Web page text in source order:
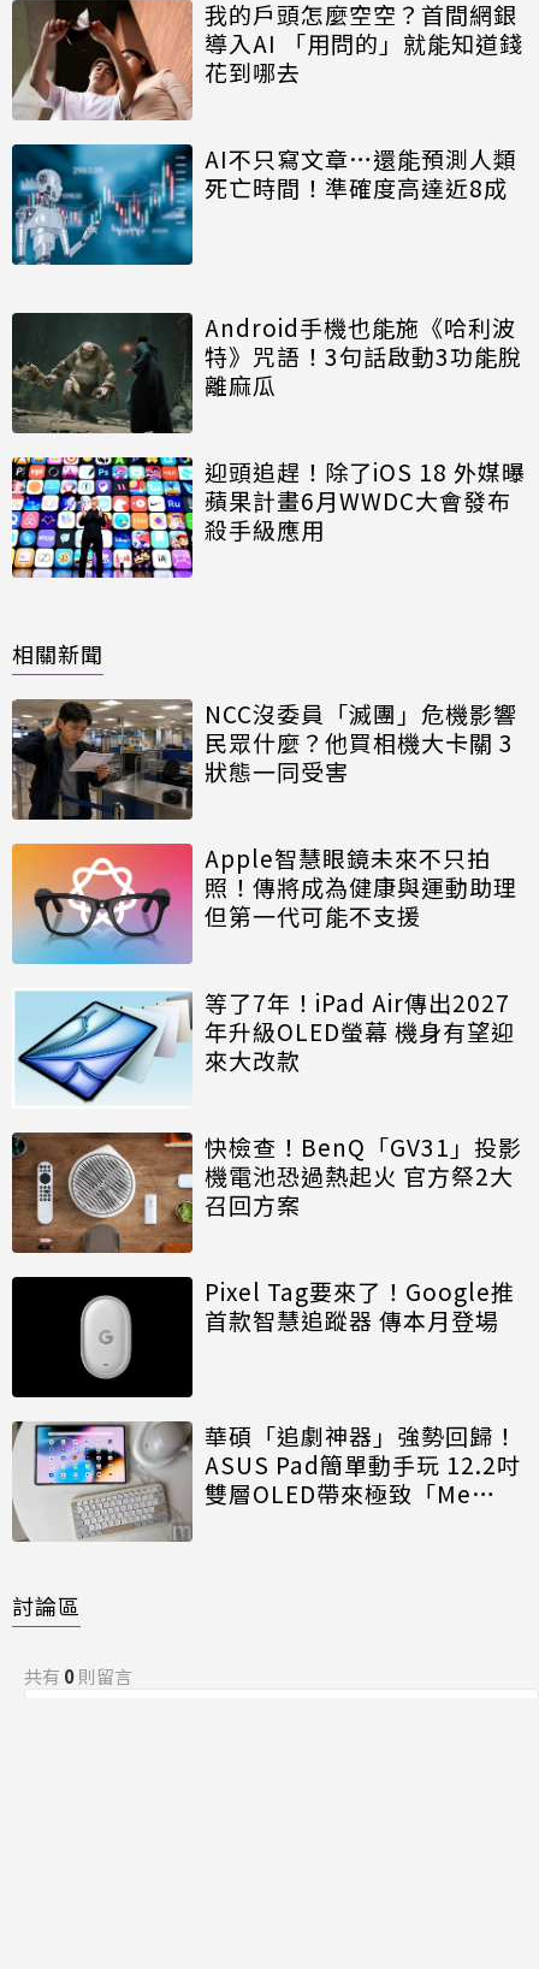
我的戶頭怎麼空空？首間網銀
導入AI 「用問的」就能知道錢
花到哪去
AI不只寫文章…還能預測人類
死亡時間！準確度高達近8成
Android手機也能施《哈利波
特》咒語！3句話啟動3功能脫
離麻瓜
迎頭追趕！除了iOS 18 外媒曝
蘋果計畫6月WWDC大會發布
殺手級應用
相關新聞
NCC沒委員「滅團」危機影響
民眾什麼？他買相機大卡關 3
狀態一同受害
Apple智慧眼鏡未來不只拍
照！傳將成為健康與運動助理
但第一代可能不支援
等了7年！iPad Air傳出2027
年升級OLED螢幕 機身有望迎
來大改款
快檢查！BenQ「GV31」投影
機電池恐過熱起火 官方祭2大
召回方案
Pixel Tag要來了！Google推
首款智慧追蹤器 傳本月登場
華碩「追劇神器」強勢回歸！
ASUS Pad簡單動手玩 12.2吋
雙層OLED帶來極致「Me
討論區
共有 0則留言